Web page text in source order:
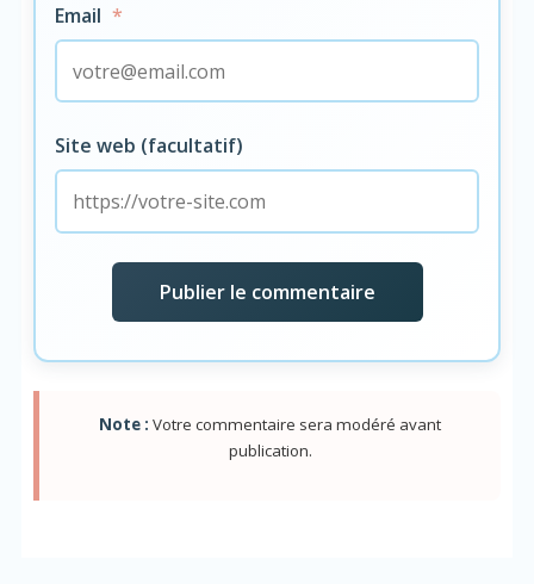
Email *
Site web (facultatif)
Note : Votre commentaire sera modéré avant
publication.